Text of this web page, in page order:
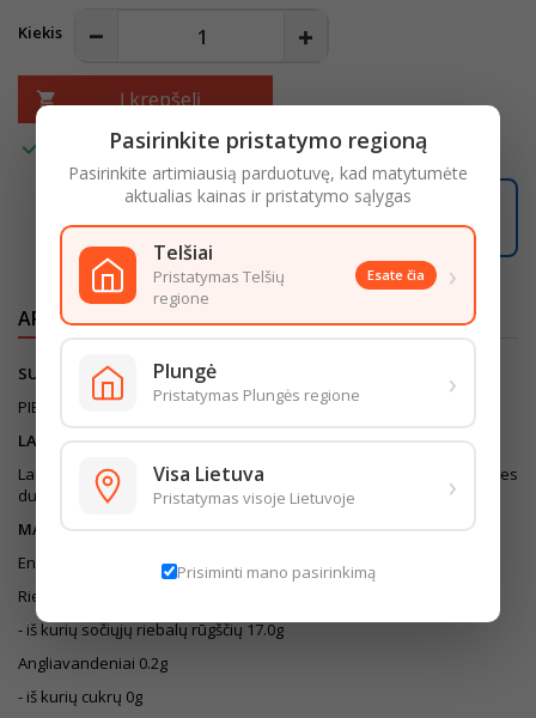
Kiekis
 Į krepšelį

08:38:02
LIKO ŠIANDIENAI
APRAŠYMAS IŠSAMI PREKĖS INFORMACIJA
SUDEDAMOSIOS DALYS
PIENAS, druska, RAUGAS, mikrobiologinis fermentas.
LAIKYMO SĄLYGOS
Laikyti (0..- +6)°C temperatūroje. Supakuotas naudojant apsaugines
dujas.
MAISTINĖ VERTĖ (100G)
Energinė vertė 1428kJ/344kcal
Riebalai 26.1g
- iš kurių sočiųjų riebalų rūgščių 17.0g
Angliavandeniai 0.2g
- iš kurių cukrų 0g
Pasirinkite pristatymo regioną
Pasirinkite artimiausią parduotuvę, kad matytumėte
aktualias kainas ir pristatymo sąlygas
Telšiai
Pristatymas Telšių
regione
Esate čia ›
Plungė
Pristatymas Plungės regione ›
Visa Lietuva
Pristatymas visoje Lietuvoje ›
Prisiminti mano pasirinkimą